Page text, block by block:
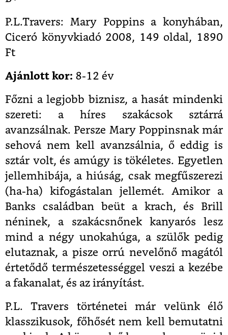
P.L.Travers: Mary Poppins a konyhában,
Ciceró könyvkiadó 2008, 149 oldal, 1890
Ft
Ajánlott kor: 8-12 év
Főzni a legjobb biznisz, a hasát mindenki
szereti: a híres szakácsok sztárrá
avanzsálnak. Persze Mary Poppinsnak már
sehová nem kell avanzsálnia, ő eddig is
sztár volt, és amúgy is tökéletes. Egyetlen
jellemhibája, a hiúság, csak megfűszerezi
(ha-ha) kifogástalan jellemét. Amikor a
Banks családban beüt a krach, és Brill
néninek, a szakácsnőnek kanyarós lesz
mind a négy unokahúga, a szülők pedig
elutaznak, a pisze orrú nevelőnő magától
értetődő természetességgel veszi a kezébe
a fakanalat, és az irányítást.
P.L. Travers történetei már velünk élő
klasszikusok, főhősét nem kell bemutatni